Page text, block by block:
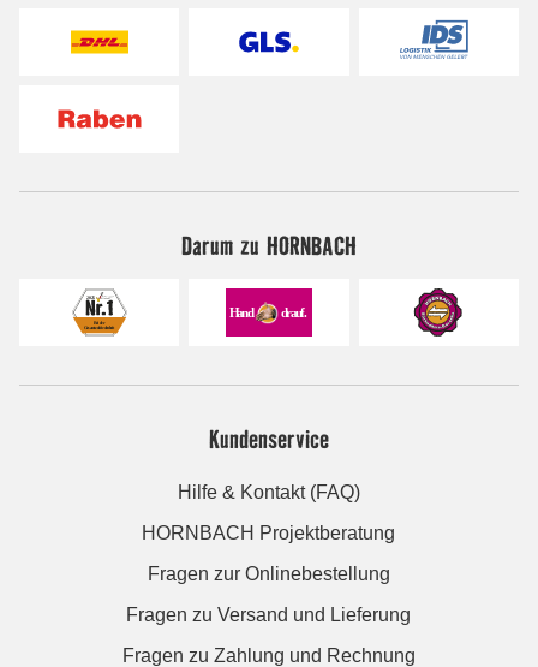
Darum zu HORNBACH
Kundenservice
Hilfe & Kontakt (FAQ)
HORNBACH Projektberatung
Fragen zur Onlinebestellung
Fragen zu Versand und Lieferung
Fragen zu Zahlung und Rechnung